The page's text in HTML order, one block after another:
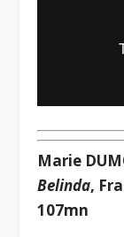
Marie
Belinda,
107mn